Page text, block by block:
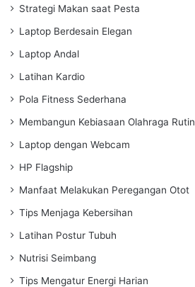
Strategi Makan saat Pesta
Laptop Berdesain Elegan
Laptop Andal
Latihan Kardio
Pola Fitness Sederhana
Membangun Kebiasaan Olahraga Rutin
Laptop dengan Webcam
HP Flagship
Manfaat Melakukan Peregangan Otot
Tips Menjaga Kebersihan
Latihan Postur Tubuh
Nutrisi Seimbang
Tips Mengatur Energi Harian